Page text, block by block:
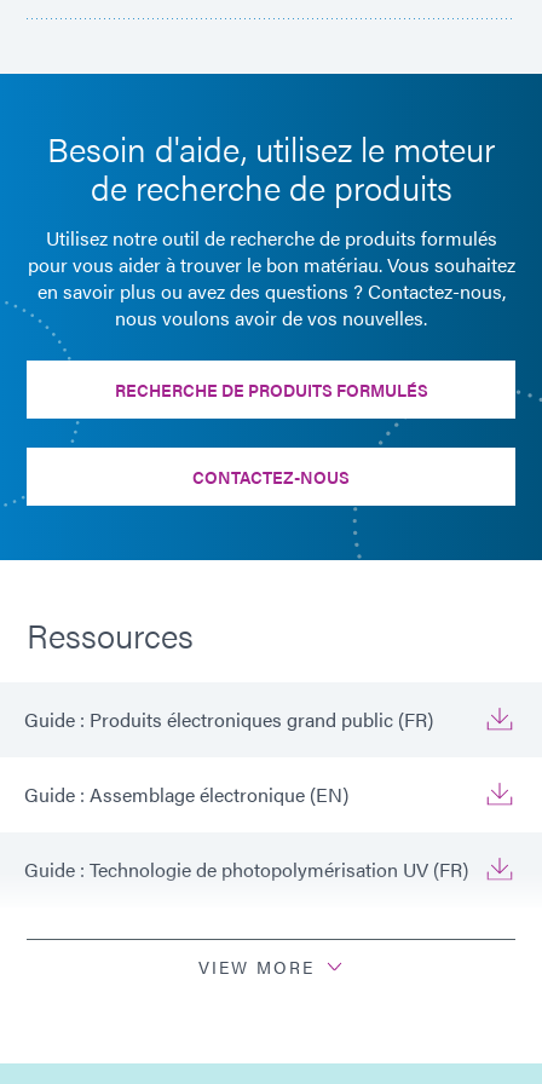
Besoin d'aide, utilisez le moteur
de recherche de produits
Utilisez notre outil de recherche de produits formulés
pour vous aider à trouver le bon matériau. Vous souhaitez
en savoir plus ou avez des questions ? Contactez-nous,
nous voulons avoir de vos nouvelles.
RECHERCHE DE PRODUITS FORMULÉS
CONTACTEZ-NOUS
Ressources
Guide : Produits électroniques grand public (FR)
Guide : Assemblage électronique (EN)
Guide : Technologie de photopolymérisation UV (FR)
Guide : Équipement de photopolymérisation (EN)
VIEW MORE